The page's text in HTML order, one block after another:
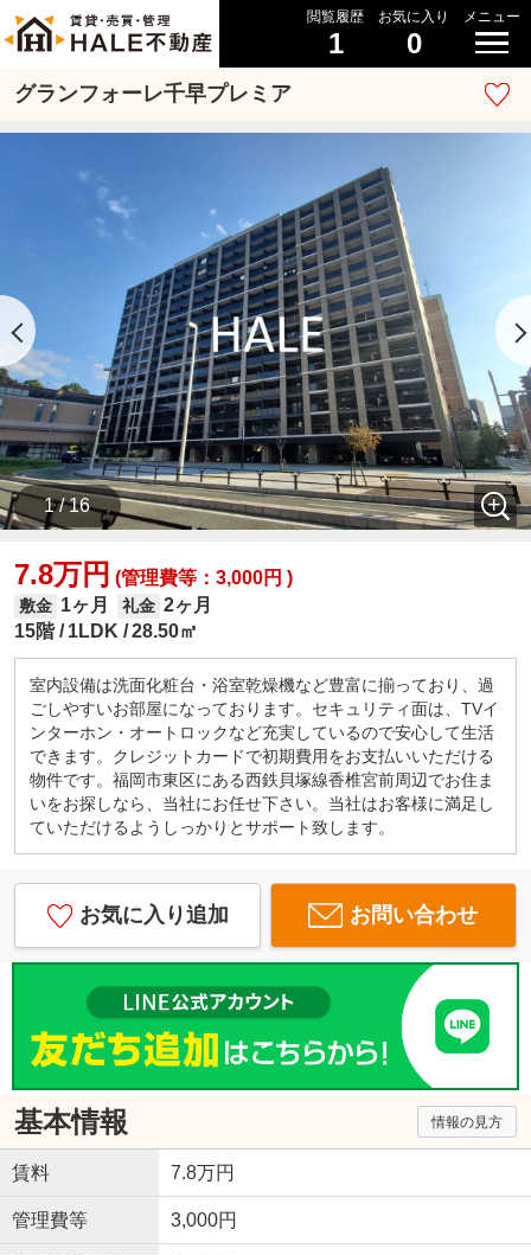
閲覧履歴
1
お気に入り
0
メニュー
グランフォーレ千早プレミア
1 / 16
7.8万円 (管理費等：3,000円 )
敷金 1ヶ月 礼金 2ヶ月
15階
1LDK 28.50㎡
室内設備は洗面化粧台・浴室乾燥機など豊富に揃っており、過
ごしやすいお部屋になっております。セキュリティ面は、TVイ
ンターホン・オートロックなど充実しているので安心して生活
できます。クレジットカードで初期費用をお支払いいただける
物件です。福岡市東区にある西鉄貝塚線香椎宮前周辺でお住ま
いをお探しなら、当社にお任せ下さい。当社はお客様に満足し
ていただけるようしっかりとサポート致します。
お気に入り追加 お問い合わせ
基本情報 情報の見方
賃料 7.8万円
管理費等 3,000円